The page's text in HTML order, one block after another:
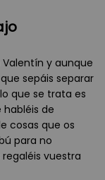
y aunque
sepáis separar
que se trata es
de
cosas que os
para no
vuestra